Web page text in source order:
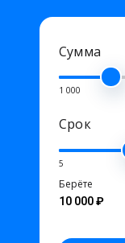
Сумма
1 000
Срок
5
Берёте
10 000 ₽